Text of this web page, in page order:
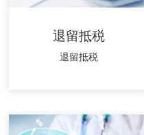
退留抵税
退留抵税